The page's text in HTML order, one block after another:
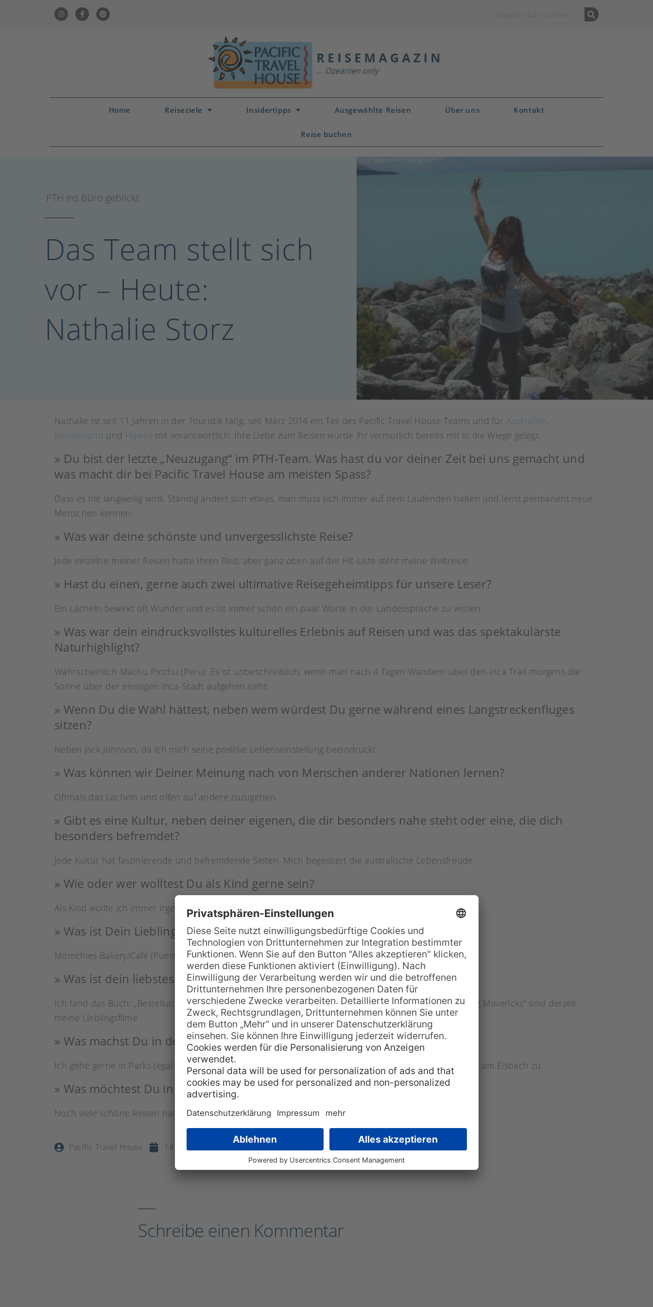
Home Reiseziele Insidertipps Ausgewählte Reisen Über uns Kontakt
Reise buchen
PTH ins Büro geblickt
Das Team stellt sich
vor – Heute:
Nathalie Storz
Nathalie ist seit 11 Jahren in der Touristik tätig, seit März 2014 ein Teil des Pacific Travel House Teams und für Australien,
Neuseeland und Hawaii mit verantwortlich. Ihre Liebe zum Reisen wurde ihr vermutlich bereits mit in die Wiege gelegt.
» Du bist der letzte „Neuzugang“ im PTH-Team. Was hast du vor deiner Zeit bei uns gemacht und
was macht dir bei Pacific Travel House am meisten Spass?
Dass es nie langweilig wird. Ständig ändert sich etwas, man muss sich immer auf dem Laufenden halten und lernt permanent neue
Menschen kennen.
» Was war deine schönste und unvergesslichste Reise?
Jede einzelne meiner Reisen hatte Ihren Reiz, aber ganz oben auf der Hit-Liste steht meine Weltreise.
» Hast du einen, gerne auch zwei ultimative Reisegeheimtipps für unsere Leser?
Ein Lächeln bewirkt oft Wunder und es ist immer schön ein paar Worte in der Landessprache zu wissen.
» Was war dein eindrucksvollstes kulturelles Erlebnis auf Reisen und was das spektakulärste
Naturhighlight?
Wahrscheinlich Machu Picchu (Peru). Es ist unbeschreiblich, wenn man nach 4 Tagen Wandern über den Inca Trail morgens die
Sonne über der einstigen Inca-Stadt aufgehen sieht.
» Wenn Du die Wahl hättest, neben wem würdest Du gerne während eines Langstreckenfluges
sitzen?
Neben Jack Johnson, da ich mich seine positive Lebenseinstellung beeindruckt.
» Was können wir Deiner Meinung nach von Menschen anderer Nationen lernen?
Oftmals das Lächeln und offen auf andere zuzugehen.
» Gibt es eine Kultur, neben deiner eigenen, die dir besonders nahe steht oder eine, die dich
besonders befremdet?
Jede Kultur hat faszinierende und befremdende Seiten. Mich begeistert die australische Lebensfreude.
» Wie oder wer wolltest Du als Kind gerne sein?
Als Kind wollte ich immer irgendwann mal eine Strandbar besitzen. 🙂
» Was ist Dein Lieblingslokal außerhalb Deutschlands und warum?
Momchies Bakery/Café (Puerto Viejo, Costa Rica) – best banana bread ever!!
» Was ist dein liebstes Buch, Kinofilm, Band, Maler oder Autor?
Ich fand das Buch: „Bestellungen ans Universum“ sehr interessant. „Chocolat“ und der Surffilm „Chasing Mavericks“ sind derzeit
meine Lieblingsfilme
» Was machst Du in deiner Freizeit in München besonders gerne?
Ich gehe gerne in Parks (egal ob Westpark, Englischer Garten, Olympiapark,…) oder schaue den Surfern am Eisbach zu.
» Was möchtest Du in der Zukunft auf jeden Fall noch einmal unternehmen?
Noch viele schöne Reisen nach “Down Under”. 🙂
Pacific Travel House 14. Mai 2014 PTH-Team
Schreibe einen Kommentar